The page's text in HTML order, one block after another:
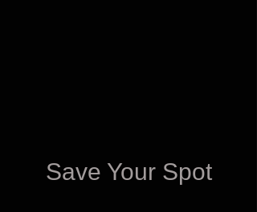
Save Your Spot